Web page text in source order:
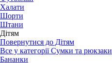
Халати
Шорти
Штани
Дітям
Повернутися до Дітям
Все у категорії Сумки та рюкзаки
Бананки